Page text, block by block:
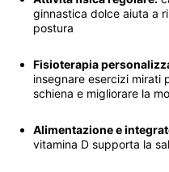
ginnastica dolce aiuta a
postura
Fisioterapia
insegnare esercizi mirati
schiena e migliorare la
Alimentazione e
vitamina D supporta la